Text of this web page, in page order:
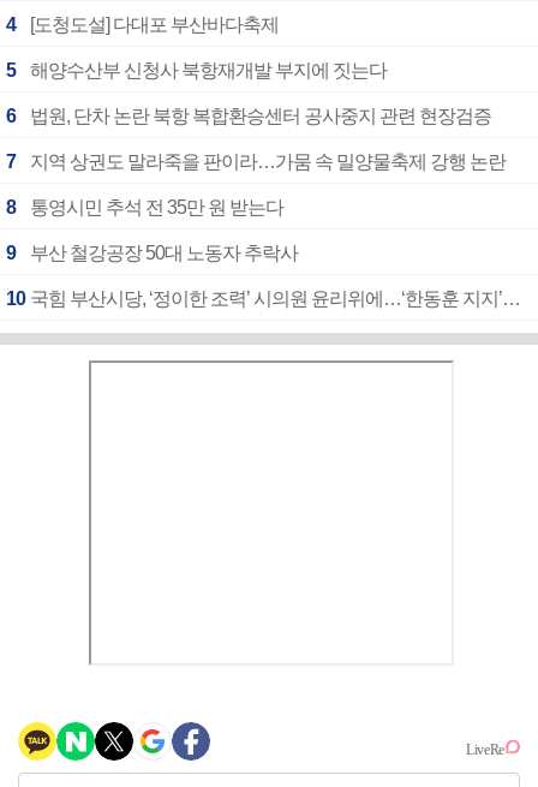
4 [도청도설] 다대포 부산바다축제
5 해양수산부 신청사 북항재개발 부지에 짓는다
6 법원, 단차 논란 북항 복합환승센터 공사중지 관련 현장검증
7 지역 상권도 말라죽을 판이라…가뭄 속 밀양물축제 강행 논란
8 통영시민 추석 전 35만 원 받는다
9 부산 철강공장 50대 노동자 추락사
10 국힘 부산시당, ‘정이한 조력’ 시의원 윤리위에…‘한동훈 지지’도 신고접수